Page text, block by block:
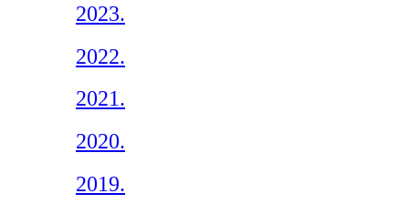
2023.
2022.
2021.
2020.
2019.